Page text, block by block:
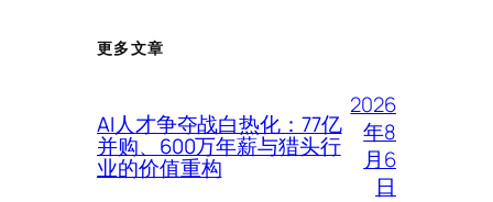
更多文章
AI人才争夺战白热化：77亿
并购、600万年薪与猎头行
业的价值重构
2026
年8
月6
日